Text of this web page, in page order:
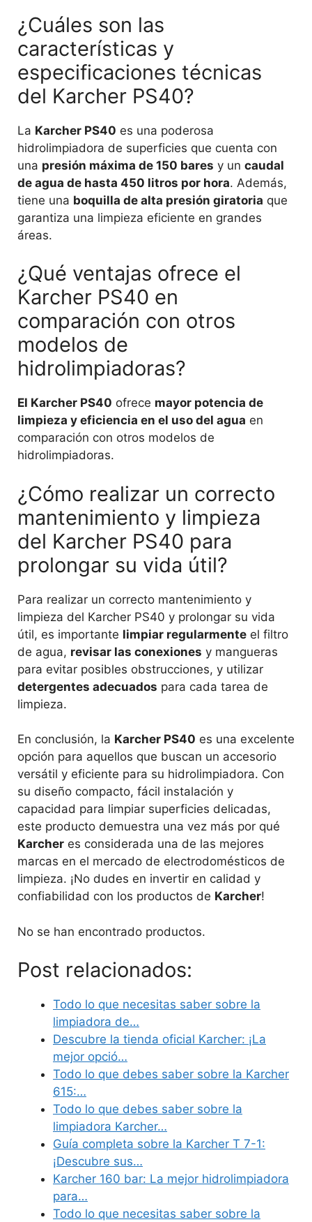
¿Cuáles son las
características y
especificaciones técnicas
del Karcher PS40?
La Karcher PS40 es una poderosa
hidrolimpiadora de superficies que cuenta con
una presión máxima de 150 bares y un caudal
de agua de hasta 450 litros por hora. Además,
tiene una boquilla de alta presión giratoria que
garantiza una limpieza eficiente en grandes
áreas.
¿Qué ventajas ofrece el
Karcher PS40 en
comparación con otros
modelos de
hidrolimpiadoras?
El Karcher PS40 ofrece mayor potencia de
limpieza y eficiencia en el uso del agua en
comparación con otros modelos de
hidrolimpiadoras.
¿Cómo realizar un correcto
mantenimiento y limpieza
del Karcher PS40 para
prolongar su vida útil?
Para realizar un correcto mantenimiento y
limpieza del Karcher PS40 y prolongar su vida
útil, es importante limpiar regularmente el filtro
de agua, revisar las conexiones y mangueras
para evitar posibles obstrucciones, y utilizar
detergentes adecuados para cada tarea de
limpieza.
En conclusión, la Karcher PS40 es una excelente
opción para aquellos que buscan un accesorio
versátil y eficiente para su hidrolimpiadora. Con
su diseño compacto, fácil instalación y
capacidad para limpiar superficies delicadas,
este producto demuestra una vez más por qué
Karcher es considerada una de las mejores
marcas en el mercado de electrodomésticos de
limpieza. ¡No dudes en invertir en calidad y
confiabilidad con los productos de Karcher!
No se han encontrado productos.
Post relacionados:
Todo lo que necesitas saber sobre la
limpiadora de…
Descubre la tienda oficial Karcher: ¡La
mejor opció…
Todo lo que debes saber sobre la Karcher
615:…
Todo lo que debes saber sobre la
limpiadora Karcher…
Guía completa sobre la Karcher T 7-1:
¡Descubre sus…
Karcher 160 bar: La mejor hidrolimpiadora
para…
Todo lo que necesitas saber sobre la